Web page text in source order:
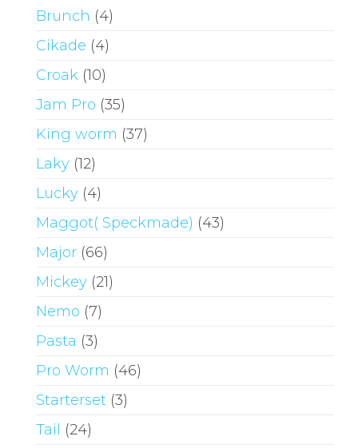
Brunch (4)
Cikade (4)
Croak (10)
Jam Pro (35)
King worm (37)
Laky (12)
Lucky (4)
Maggot( Speckmade) (43)
Major (66)
Mickey (21)
Nemo (7)
Pasta (3)
Pro Worm (46)
Starterset (3)
Tail (24)